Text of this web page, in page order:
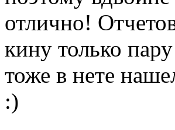
отлично!
кину только
тоже в нете
:)